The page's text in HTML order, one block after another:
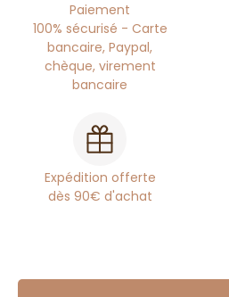
Paiement
100% sécurisé - Carte
bancaire, Paypal,
chèque, virement
bancaire
Expédition offerte
dès 90€ d'achat